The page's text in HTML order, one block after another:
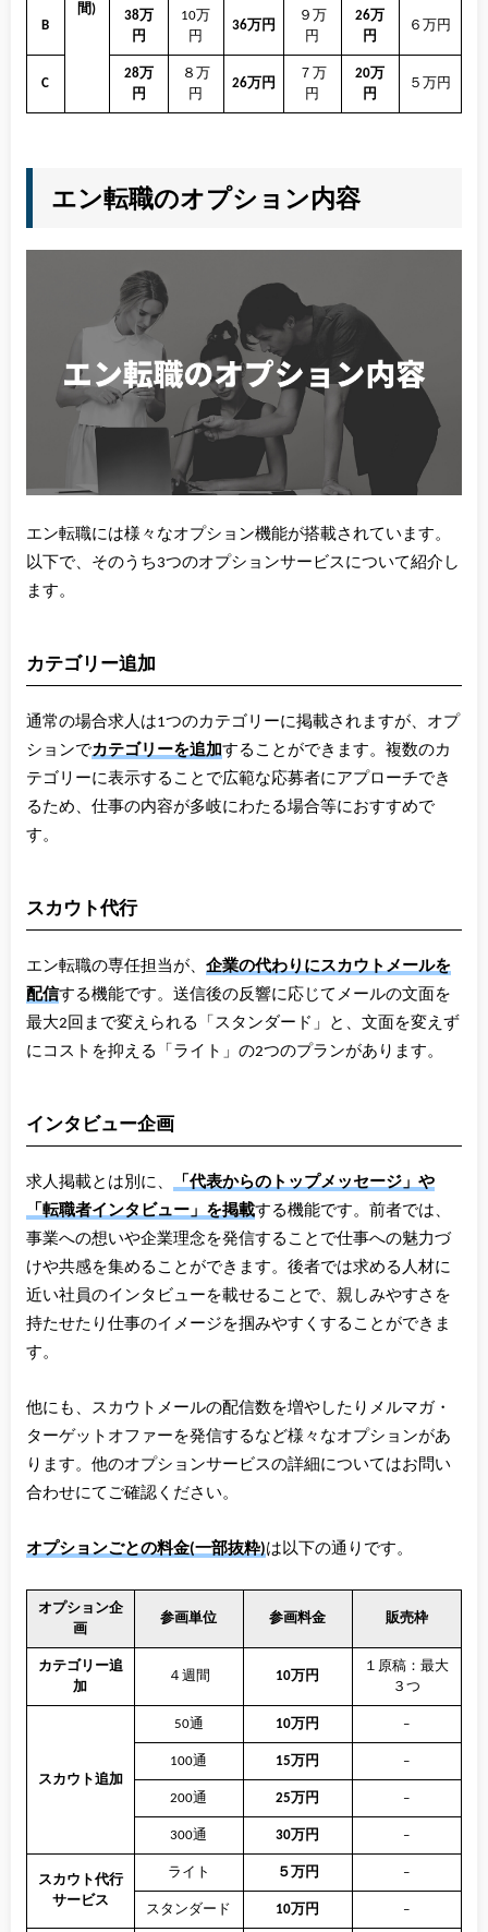
間)
B
38万
円
10万
円
36万円
９万
円
26万
円
６万円
C
28万
円
８万
円
26万円
７万
円
20万
円
５万円
エン転職のオプション内容
エン転職には様々なオプション機能が搭載されています。
以下で、そのうち3つのオプションサービスについて紹介し
ます。
カテゴリー追加
通常の場合求人は1つのカテゴリーに掲載されますが、オプ
ションでカテゴリーを追加することができます。複数のカ
テゴリーに表示することで広範な応募者にアプローチでき
るため、仕事の内容が多岐にわたる場合等におすすめで
す。
スカウト代行
エン転職の専任担当が、 企業の代わりにスカウトメールを
配信する機能です。送信後の反響に応じてメールの文面を
最大2回まで変えられる「スタンダード」と、文面を変えず
にコストを抑える「ライト」の2つのプランがあります。
インタビュー企画
求人掲載とは別に、 「代表からのトップメッセージ」や
「転職者インタビュー」を掲載する機能です。前者では、
事業への想いや企業理念を発信することで仕事への魅力づ
けや共感を集めることができます。後者では求める人材に
近い社員のインタビューを載せることで、親しみやすさを
持たせたり仕事のイメージを掴みやすくすることができま
す。
他にも、スカウトメールの配信数を増やしたりメルマガ・
ターゲットオファーを発信するなど様々なオプションがあ
ります。他のオプションサービスの詳細についてはお問い
合わせにてご確認ください。
オプションごとの料金(一部抜粋)は以下の通りです。
オプション企
画
参画単位 参画料金 販売枠
カテゴリー追
加
４週間 10万円
１原稿：最大
３つ
スカウト追加
50通 10万円 –
100通 15万円 –
200通 25万円 –
300通 30万円 –
スカウト代行
サービス
ライト ５万円 –
スタンダード 10万円 –